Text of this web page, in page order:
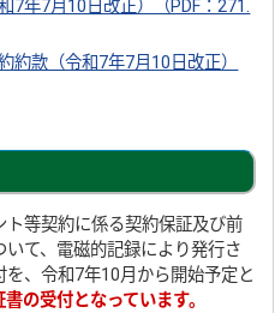
7年7月10日改正）（PDF：271.
約款（令和7年7月10日改正）
等契約に係る契約保証及び前
て、電磁的記録により発行さ
、令和7年10月から開始予定と
の受付となっています。